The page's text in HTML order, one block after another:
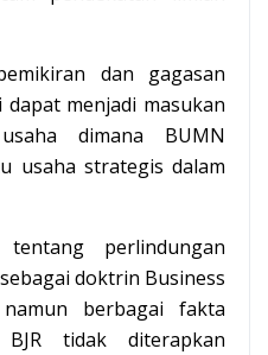
dan gagasan
menjadi masukan
dimana BUMN
usaha strategis dalam
perlindungan
doktrin Business
namun berbagai fakta
tidak diterapkan